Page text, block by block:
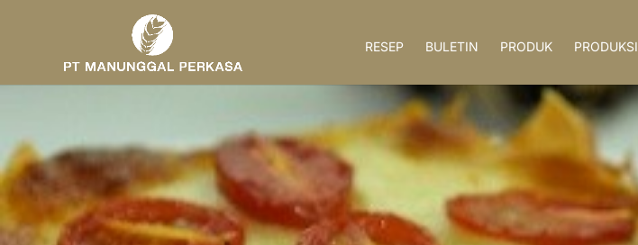
RESEP BULETIN PRODUK PRODUKSI